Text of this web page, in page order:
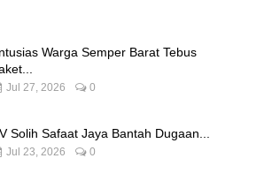
Warga Semper Barat Tebus
Jul 27, 2026 0
Solih Safaat Jaya Bantah Dugaan...
Jul 23, 2026 0